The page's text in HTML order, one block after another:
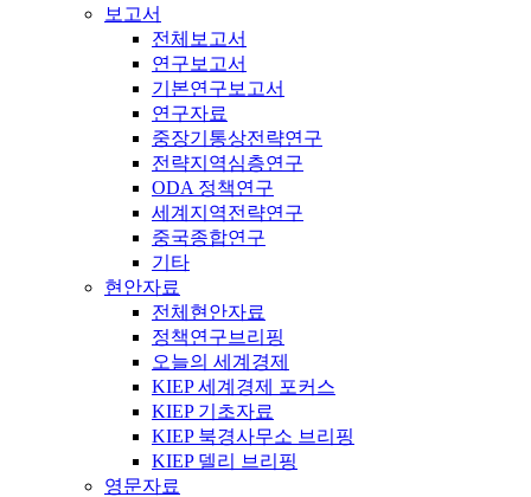
보고서
전체보고서
연구보고서
기본연구보고서
연구자료
중장기통상전략연구
전략지역심층연구
ODA 정책연구
세계지역전략연구
중국종합연구
기타
현안자료
전체현안자료
정책연구브리핑
오늘의 세계경제
KIEP 세계경제 포커스
KIEP 기초자료
KIEP 북경사무소 브리핑
KIEP 델리 브리핑
영문자료